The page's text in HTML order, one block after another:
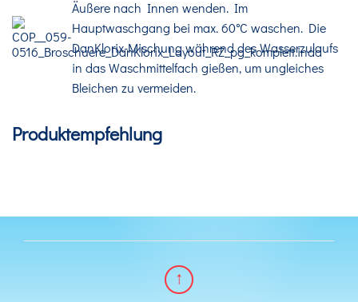
Äußere nach Innen wenden. Im
Hauptwaschgang bei max. 60°C waschen. Die
DanKlorix-Mischung während des Wasserzulaufs
in das Waschmittelfach gießen, um ungleiches
Bleichen zu vermeiden.
Produktempfehlung